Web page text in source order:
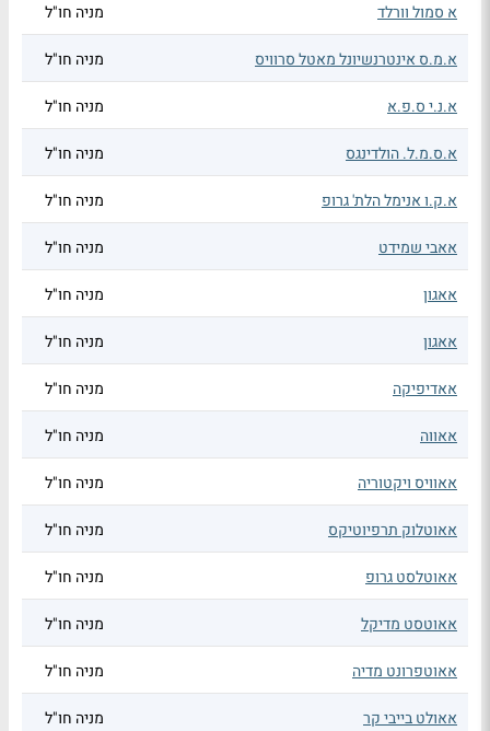
א סמול וורלד מניה חו"ל
א.מ.ס אינטרנשיונל מאטל סרוויס מניה חו"ל
א.נ.י ס.פ.א מניה חו"ל
א.ס.מ.ל. הולדינגס מניה חו"ל
א.ק.ו אנימל הלת' גרופ מניה חו"ל
אאבי שמידט מניה חו"ל
אאגון מניה חו"ל
אאגון מניה חו"ל
אאדיפיקה מניה חו"ל
אאווה מניה חו"ל
אאוויס ויקטוריה מניה חו"ל
אאוטלוק תרפיוטיקס מניה חו"ל
אאוטלסט גרופ מניה חו"ל
אאוטסט מדיקל מניה חו"ל
אאוטפרונט מדיה מניה חו"ל
אאולט בייבי קר מניה חו"ל